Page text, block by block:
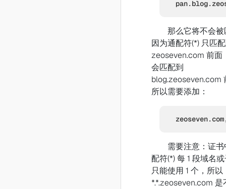
那么它将不会
因为通配符(*) 只匹
zeoseven.com 前面
会匹配到
blog.zeoseven.com
所以需要添加：
需要注意：证
配符(*) 每 1 段域名
只能使用 1 个，所以
*.*.zeoseven.com 是